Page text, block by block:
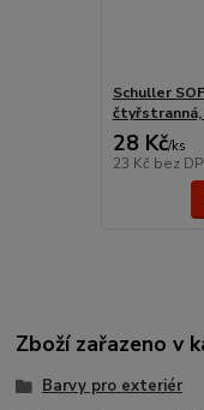
Schuller
28 Kč/ks
23 Kč bez
Zboží zařazeno v
Barvy pro exteriér